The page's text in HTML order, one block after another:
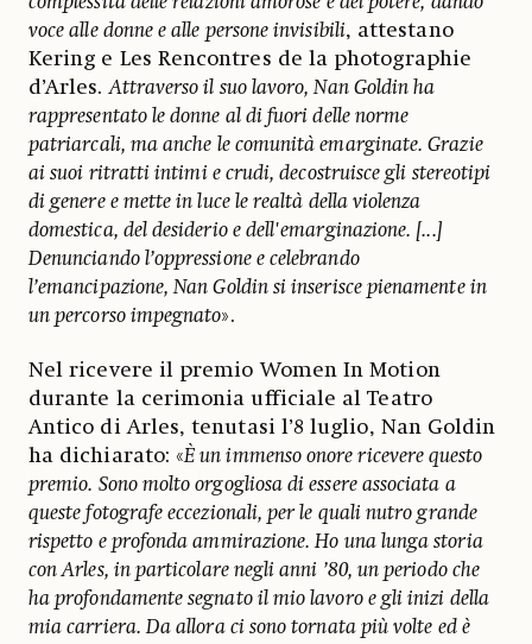
voce alle donne e alle persone invisibili, attestano
Kering e Les Rencontres de la photographie
d’Arles.Attraverso il suo lavoro, Nan Goldin ha
rappresentato le donne al di fuori delle norme
patriarcali, ma anche le comunità emarginate. Grazie
ai suoi ritratti intimi e crudi, decostruisce gli stereotipi
di genere e mette in luce le realtà della violenza
domestica, del desiderio e dell'emarginazione. [...]
Denunciando l’oppressione e celebrando
l’emancipazione, Nan Goldin si inserisce pienamente in
un percorso impegnato».
Nel ricevere il premio Women In Motion
durante la cerimonia ufficiale al Teatro
Antico di Arles, tenutasi l’8 luglio, Nan Goldin
ha dichiarato: «È un immenso onore ricevere questo
premio. Sono molto orgogliosa di essere associata a
queste fotografe eccezionali, per le quali nutro grande
rispetto e profonda ammirazione. Ho una lunga storia
con Arles, in particolare negli anni ’80, un periodo che
ha profondamente segnato il mio lavoro e gli inizi della
mia carriera. Da allora ci sono tornata più volte ed è